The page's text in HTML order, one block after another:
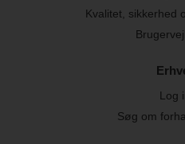
Kvalitet, sikkerhed
Log
Søg om